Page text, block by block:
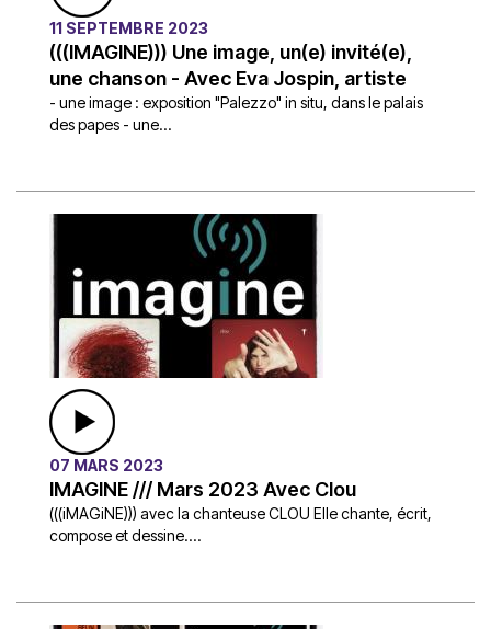
11 SEPTEMBRE 2023
(((IMAGINE))) Une image, un(e) invité(e),
une chanson - Avec Eva Jospin, artiste
- une image : exposition "Palezzo" in situ, dans le palais
des papes - une...
07 MARS 2023
IMAGINE /// Mars 2023 Avec Clou
(((iMAGiNE))) avec la chanteuse CLOU Elle chante, écrit,
compose et dessine....